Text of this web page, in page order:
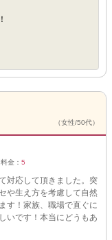
（女性/50代）
金： 5
対応して頂きました。突
や生え方を考慮して自然
す！家族、職場で直ぐに
いです！本当にどうもあ